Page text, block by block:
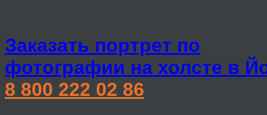
Заказать портрет по
фотографии на холсте в
8 800 222 02 86